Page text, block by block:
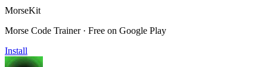
MorseKit
Morse Code Trainer · Free on Google Play
Install